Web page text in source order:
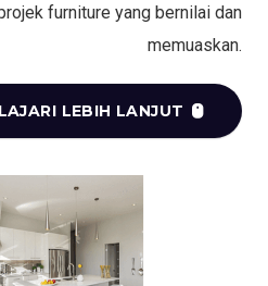
furniture yang bernilai dan
memuaskan.
LEBIH LANJUT